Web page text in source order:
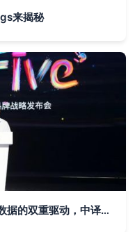
来揭秘
从翻译到跨语言服务生态 AI与大数据的双重驱动，中译语通实力领跑